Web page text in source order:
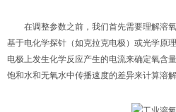
在调整参数之前，我们首先需要理解溶氧
基于电化学探针（如克拉克电极）或光学原
电极上发生化学反应产生的电流来确定氧含
饱和水和无氧水中传播速度的差异来计算溶解